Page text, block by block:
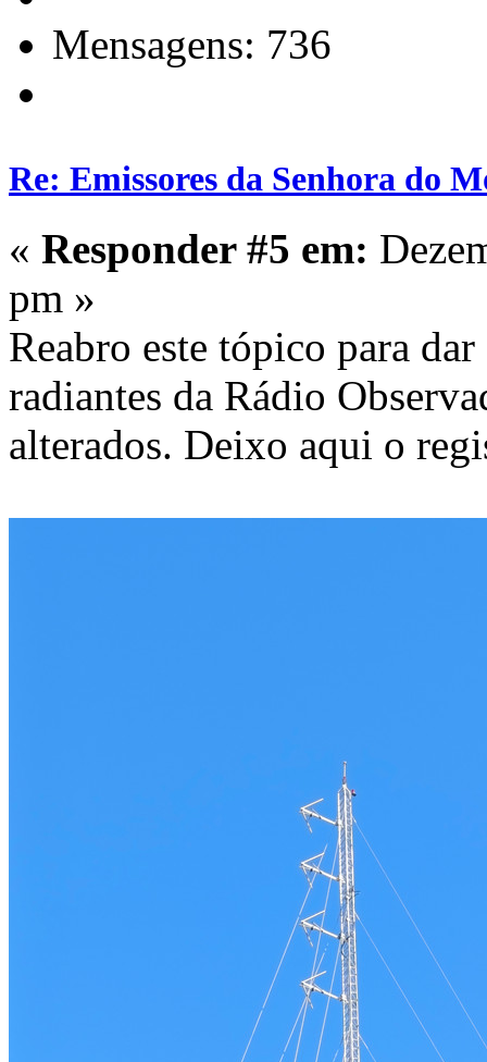
Mensagens: 736
Re: Emissores da Senhora do
« Responder #5 em:
pm »
Reabro este tópico para
radiantes da Rádio
alterados. Deixo aqui o